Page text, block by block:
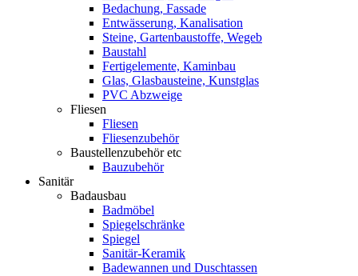
Bedachung, Fassade
Entwässerung, Kanalisation
Steine, Gartenbaustoffe, Wegeb
Baustahl
Fertigelemente, Kaminbau
Glas, Glasbausteine, Kunstglas
PVC Abzweige
Fliesen
Fliesen
Fliesenzubehör
Baustellenzubehör etc
Bauzubehör
Sanitär
Badausbau
Badmöbel
Spiegelschränke
Spiegel
Sanitär-Keramik
Badewannen und Duschtassen